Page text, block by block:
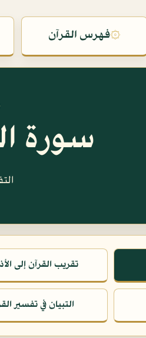
۞فهرس القرآن
سورة
تقريب القرآن إلى
التبيان في تفسير